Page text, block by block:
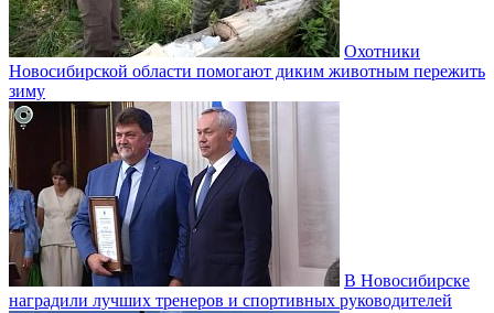
Охотники
Новосибирской области помогают диким животным пережить
зиму
В Новосибирске
наградили лучших тренеров и спортивных руководителей